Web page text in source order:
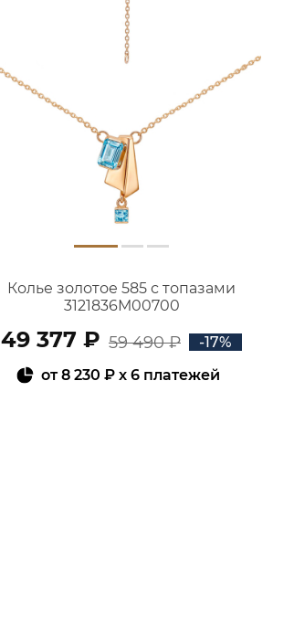
Колье золотое 585 с топазами
3121836М00700
49 377 ₽ 59 490 ₽
-17%
от8 230 ₽x 6 платежей